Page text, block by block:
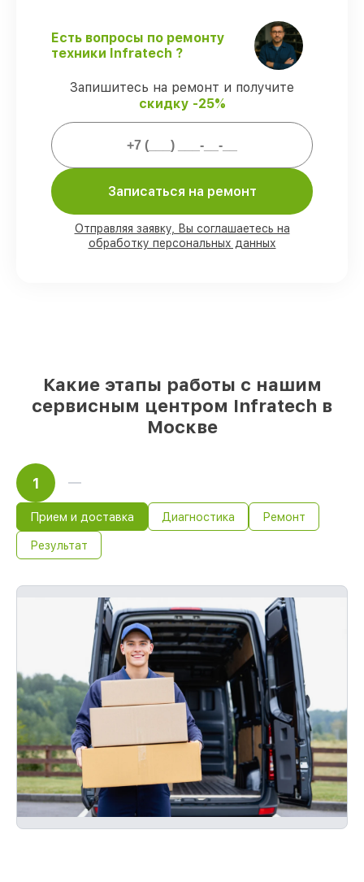
оптического прицела Infratech IT-204C
строго по договоренности.
Гарантийное сопровождение– все
ремонтные услуги и комплектующие
защищены официальной гарантией
Мы гарантируем:
ремонтов закрываем в вашем
присутствии
90%деталей Infratech есть в наличии в
мастерской или на складе в Москве,
Есть вопросы по ремонту
техники Infratech ?
Запишитесь на ремонт и получите
скидку -25%
Записаться на ремонт
Отправляя заявку, Вы соглашаетесь на
обработку персональных данных
Какие этапы работы с нашим
сервисным центром Infratech в
Москве
1
Прием и доставка Диагностика Ремонт
Результат